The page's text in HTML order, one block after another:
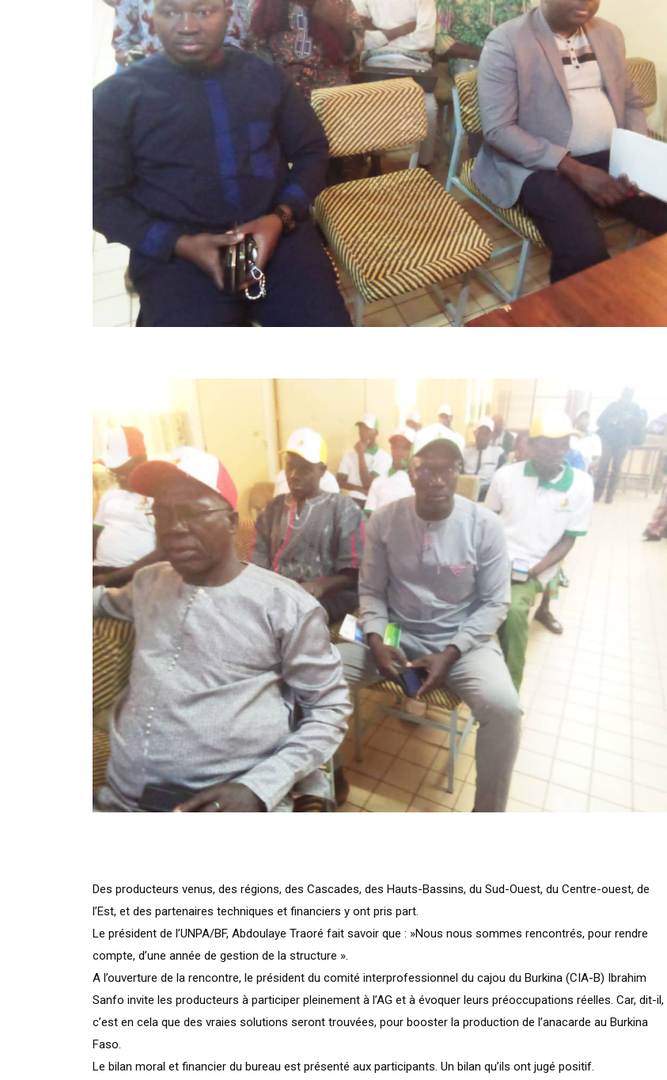
Des producteurs venus, des régions, des Cascades, des Hauts-Bassins, du Sud-Ouest, du Centre-ouest, de
l’Est, et des partenaires techniques et financiers y ont pris part.
Le président de l’UNPA/BF, Abdoulaye Traoré fait savoir que : »Nous nous sommes rencontrés, pour rendre
compte, d’une année de gestion de la structure ».
A l’ouverture de la rencontre, le président du comité interprofessionnel du cajou du Burkina (CIA-B) Ibrahim
Sanfo invite les producteurs à participer pleinement à l’AG et à évoquer leurs préoccupations réelles. Car, dit-il,
c’est en cela que des vraies solutions seront trouvées, pour booster la production de l’anacarde au Burkina
Faso.
Le bilan moral et financier du bureau est présenté aux participants. Un bilan qu’ils ont jugé positif.